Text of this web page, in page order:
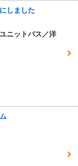
しました
ニットバス／洋